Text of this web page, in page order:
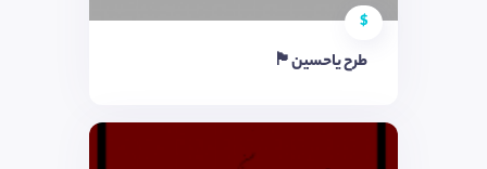
$
طرح یاحسین🏴